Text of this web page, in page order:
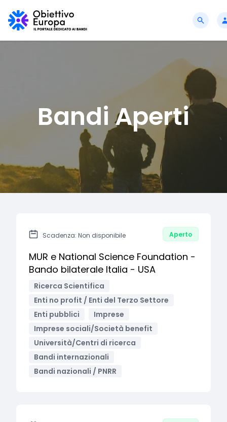
Bandi Aperti
Scadenza: Non disponibile Aperto
MUR e National Science Foundation -
Bando bilaterale Italia - USA
Ricerca Scientifica
Enti no profit / Enti del Terzo Settore
Enti pubblici
Imprese
Imprese sociali/Società benefit
Università/Centri di ricerca
Bandi internazionali
Bandi nazionali / PNRR